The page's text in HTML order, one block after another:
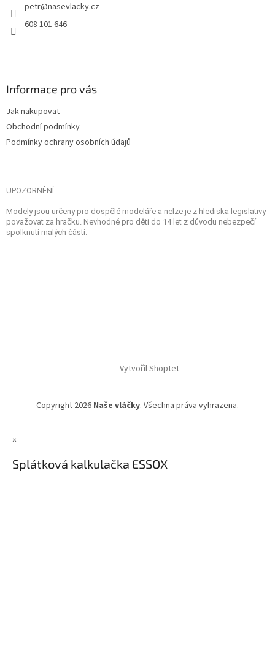
petr@nasevlacky.cz
608 101 646
Informace pro vás
Jak nakupovat
Obchodní podmínky
Podmínky ochrany osobních údajů
UPOZORNĚNÍ
Modely jsou určeny pro dospělé modeláře a nelze je z hlediska legislativy
považovat za hračku. Nevhodné pro děti do 14 let z důvodu nebezpečí
spolknutí malých částí.
Vytvořil Shoptet
Copyright 2026 Naše vláčky. Všechna práva vyhrazena.
×
Splátková kalkulačka ESSOX